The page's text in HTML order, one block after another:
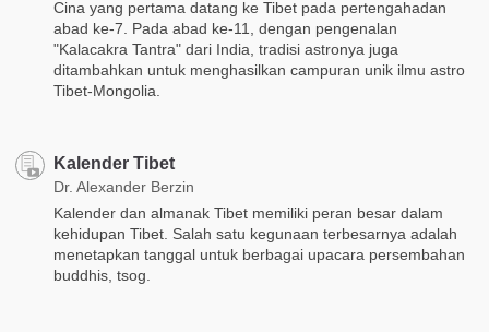
Cina yang pertama datang ke Tibet pada pertengahadan
abad ke-7. Pada abad ke-11, dengan pengenalan
"Kalacakra Tantra" dari India, tradisi astronya juga
ditambahkan untuk menghasilkan campuran unik ilmu astro
Tibet-Mongolia.
Kalender Tibet
Dr. Alexander Berzin
Kalender dan almanak Tibet memiliki peran besar dalam
kehidupan Tibet. Salah satu kegunaan terbesarnya adalah
menetapkan tanggal untuk berbagai upacara persembahan
buddhis, tsog.